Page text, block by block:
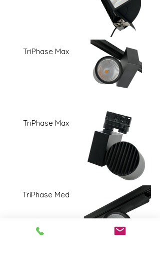
TriPhase Max
TriPhase Max
TriPhase Med